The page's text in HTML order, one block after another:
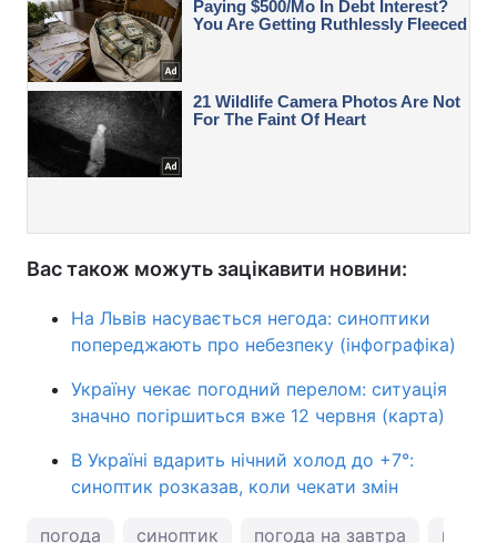
Вас також можуть зацікавити новини:
На Львів насувається негода: синоптики
попереджають про небезпеку (інфографіка)
Україну чекає погодний перелом: ситуація
значно погіршиться вже 12 червня (карта)
В Україні вдарить нічний холод до +7°:
синоптик розказав, коли чекати змін
погода синоптик погода на завтра